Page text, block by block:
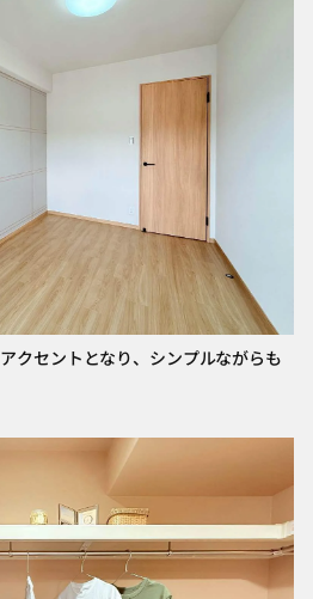
クセントとなり、シンプルながらも